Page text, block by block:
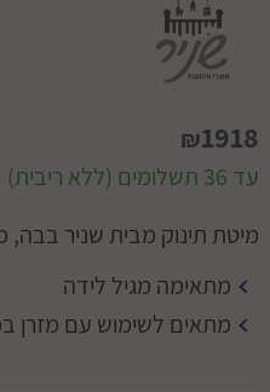
₪1918
עד 36 תשלומים (ללא ריבית)
מיטת תינוק מבית שניר בבה,
מתאימה מגיל לידה
מתאים לשימוש עם מזרן במידות: 130 ס"מ אורך, 70 ס"מ